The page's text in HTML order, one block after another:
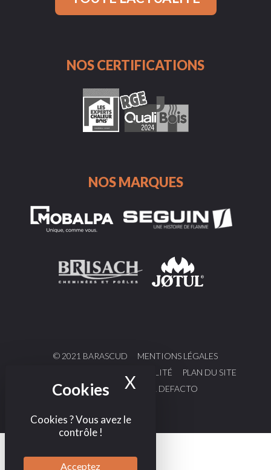
Cookies ? Vous avez le
contrôle !
Acceptez
X Masquer le
NOS CERTIFICATIONS
NOS MARQUES
© 2021 BARASCUD
MENTIONS LÉGALES
POLITIQUE DE CONFIDENTIALITÉ
PLAN DU SITE
DESIGN & CODE PAR DEFACTO